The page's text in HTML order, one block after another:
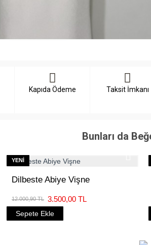
Kapıda Ödeme Taksit İmkanı
Bunları da
YENI
Dilbeste Abiye Vişne
3.500,00 TL
12.000,90 TL
Sepete Ekle